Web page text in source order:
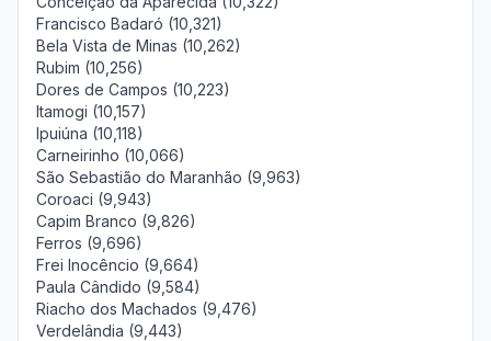
Francisco Badaró (10,321)
Bela Vista de Minas (10,262)
Rubim (10,256)
Dores de Campos (10,223)
Itamogi (10,157)
Ipuiúna (10,118)
Carneirinho (10,066)
São Sebastião do Maranhão (9,963)
Coroaci (9,943)
Capim Branco (9,826)
Ferros (9,696)
Frei Inocêncio (9,664)
Paula Cândido (9,584)
Riacho dos Machados (9,476)
Verdelândia (9,443)